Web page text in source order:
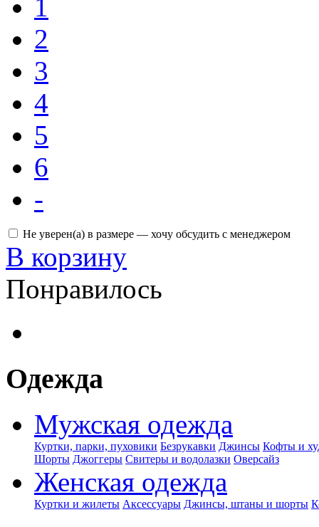
1
2
3
4
5
6
-
Не уверен(а) в размере — хочу обсудить с менеджером
В корзину
Понравилось
Одежда
Мужская одежда
Куртки, парки, пуховики Безрукавки Джинсы Кофты и
Шорты Джоггеры Свитеры и водолазки Оверсайз
Женская одежда
Куртки и жилеты Аксессуары Джинсы, штаны и шорты